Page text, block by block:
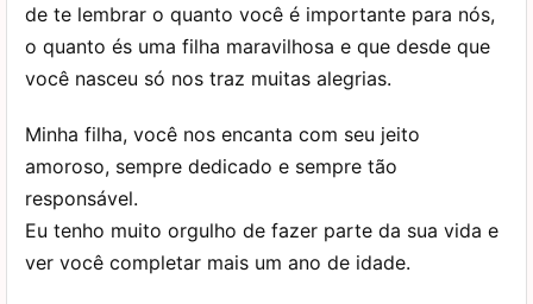
de te lembrar o quanto você é importante para nós,
o quanto és uma filha maravilhosa e que desde que
você nasceu só nos traz muitas alegrias.
Minha filha, você nos encanta com seu jeito
amoroso, sempre dedicado e sempre tão
responsável.
Eu tenho muito orgulho de fazer parte da sua vida e
ver você completar mais um ano de idade.